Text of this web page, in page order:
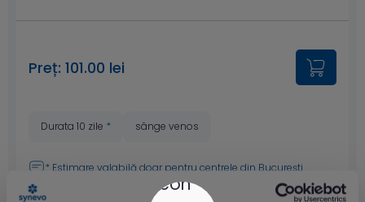
Preț: 101.00 lei
Durata 10 zile * sânge venos
* Estimare valabilă doar pentru centrele din București